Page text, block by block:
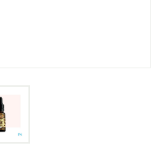
View larger image